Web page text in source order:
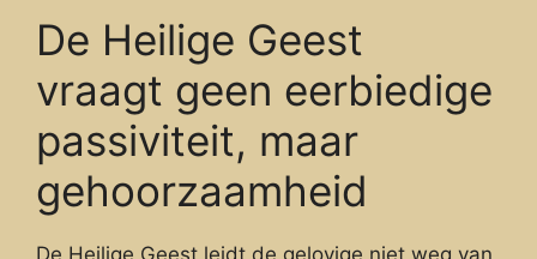
De Heilige Geest
vraagt geen eerbiedige
passiviteit, maar
gehoorzaamheid
De Heilige Geest leidt de gelovige niet weg van